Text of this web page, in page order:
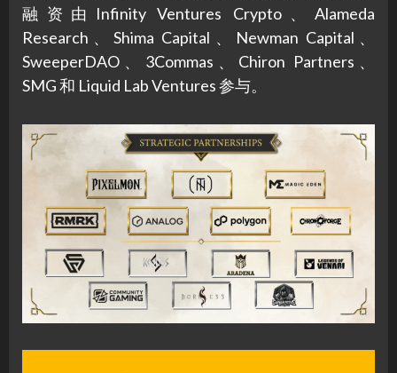
融资由Infinity Ventures Crypto、Alameda
Research、Shima Capital、Newman Capital、
SweeperDAO、3Commas、Chiron Partners、
SMG 和 Liquid Lab Ventures 参与。